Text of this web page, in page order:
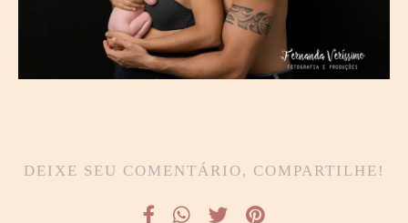
DEIXE SEU COMENTÁRIO, COMPARTILHE!